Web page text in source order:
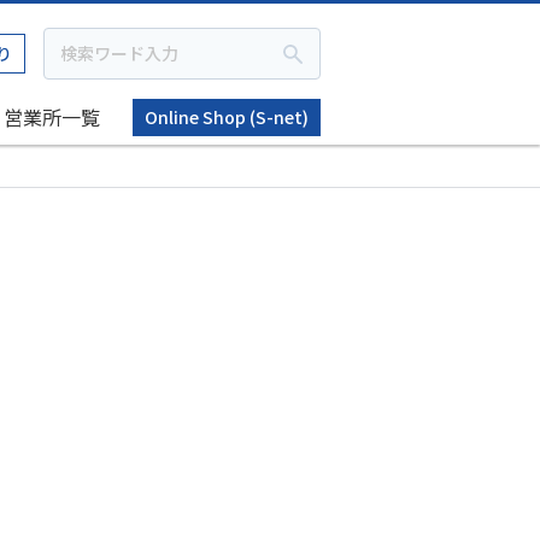
営業所一覧
Online Shop (S-net)